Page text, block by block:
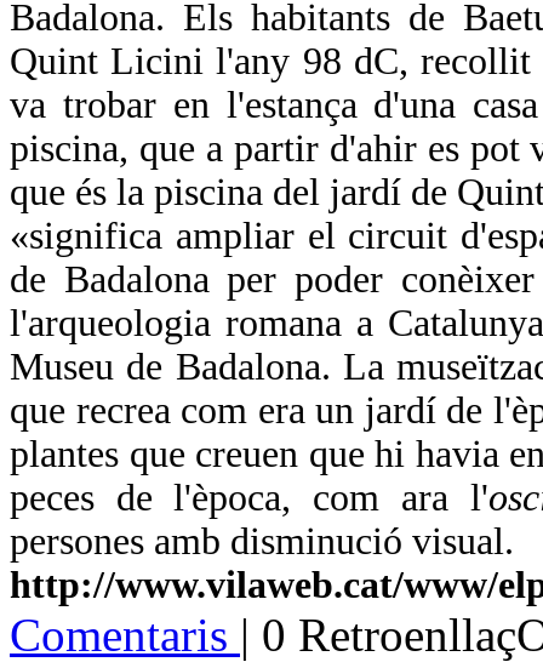
Badalona. Els habitants de
Quint Licini l'any 98 dC,
va trobar en l'estança d'una
piscina, que a partir d'ahir es pot
que és la piscina del jardí de
«significa ampliar el circuit
de Badalona per poder
l'arqueologia romana a
Museu de Badalona. La
que recrea com era un jardí de
plantes que creuen que hi havia
peces de l'època, com ara l'
persones amb disminució visual.
http://www.vilaweb.cat/www/
Comentaris | 0